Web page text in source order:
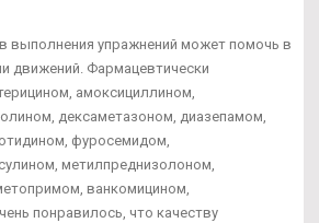
выполнения упражнений может помочь в
движений. Фармацевтически
амоксициллином,
дексаметазоном, диазепамом,
фуросемидом,
метилпреднизолоном,
ванкомицином,
понравилось, что качеству